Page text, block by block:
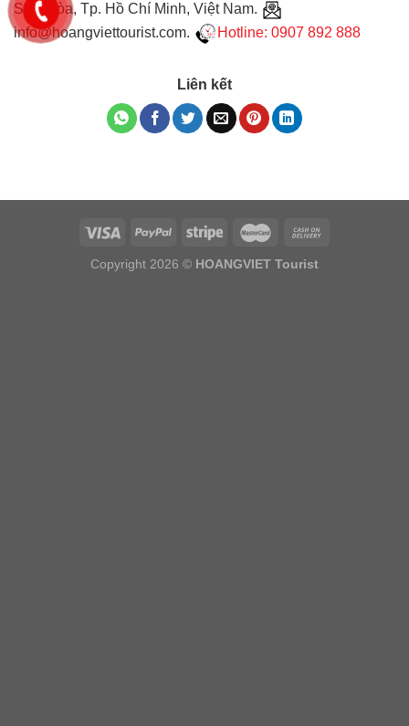
Sơn Hòa, Tp. Hồ Chí Minh, Việt Nam.
info@hoangviettourist.com.
Hotline: 0907 892 888
Liên kết
Copyright 2026 © HOANGVIET Tourist